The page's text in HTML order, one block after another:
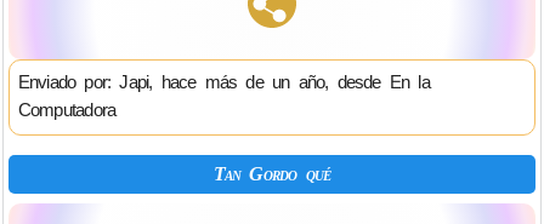
Enviado por: Japi, hace más de un año, desde En la
Computadora
Tan Gordo qué